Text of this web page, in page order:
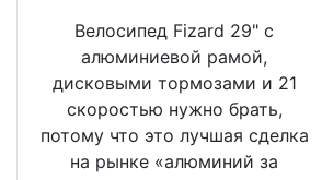
Велосипед Fizard 29" с
алюминиевой рамой,
дисковыми тормозами и 21
скоростью нужно брать,
потому что это лучшая сделка
на рынке «алюминий за